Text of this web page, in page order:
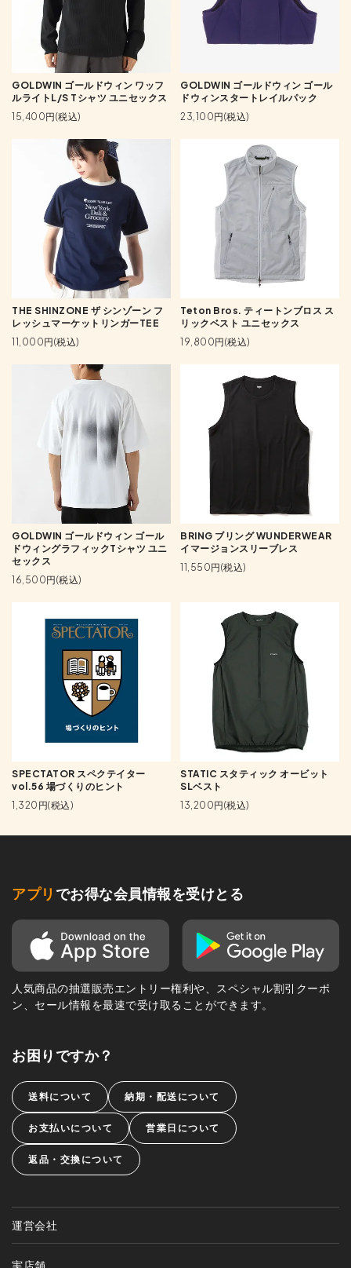
GOLDWIN ゴールドウィン ワッフ
ルライトL/S Tシャツ ユニセックス
15,400円(税込)
GOLDWIN ゴールドウィン ゴール
ドウィンスタートレイルパック
23,100円(税込)
THE SHINZONE ザ シンゾーン フ
レッシュマーケットリンガーTEE
11,000円(税込)
Teton Bros. ティートンブロス ス
リックベスト ユニセックス
19,800円(税込)
GOLDWIN ゴールドウィン ゴール
ドウィングラフィックTシャツ ユニ
セックス
16,500円(税込)
BRING ブリング WUNDERWEAR
イマージョンスリーブレス
11,550円(税込)
SPECTATOR スペクテイター
vol.56 場づくりのヒント
1,320円(税込)
STATIC スタティック オービット
SLベスト
13,200円(税込)
アプリ でお得な会員情報を受けとる
人気商品の抽選販売エントリー権利や、スペシャル割引クーポ
ン、セール情報を最速で受け取ることができます。
お困りですか？
送料について 納期・配送について
お支払いについて 営業日について
返品・交換について
運営会社
実店舗